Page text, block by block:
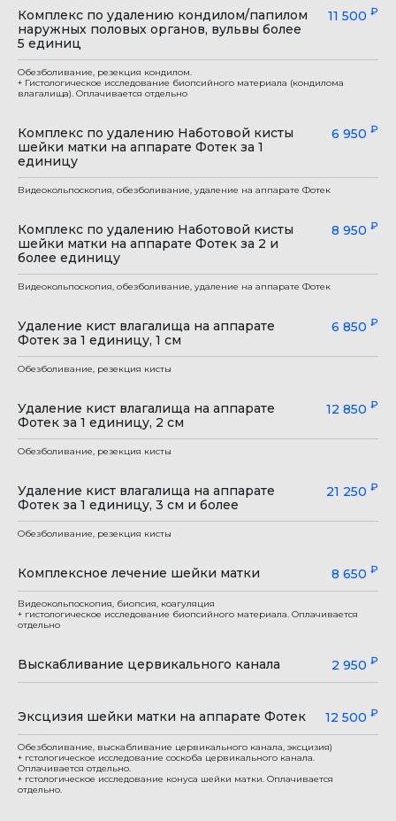
Комплекс по удалению кондилом/папилом
наружных половых органов, вульвы более
5 единиц
11 500 ₽
Обезболивание, резекция кондилом.
+ Гистологическое исследование биопсийного материала (кондилома
влагалища). Оплачивается отдельно
Комплекс по удалению Наботовой кисты
шейки матки на аппарате Фотек за 1
единицу
6 950 ₽
Видеокольпоскопия, обезболивание, удаление на аппарате Фотек
Комплекс по удалению Наботовой кисты
шейки матки на аппарате Фотек за 2 и
более единицу
8 950 ₽
Видеокольпоскопия, обезболивание, удаление на аппарате Фотек
Удаление кист влагалища на аппарате
Фотек за 1 единицу, 1 см
6 850 ₽
Обезболивание, резекция кисты
Удаление кист влагалища на аппарате
Фотек за 1 единицу, 2 см
12 850 ₽
Обезболивание, резекция кисты
Удаление кист влагалища на аппарате
Фотек за 1 единицу, 3 см и более
21 250 ₽
Обезболивание, резекция кисты
Комплексное лечение шейки матки 8 650 ₽
Видеокольпоскопия, биопсия, коагуляция
+ гистологическое исследование биопсийного материала. Оплачивается
отдельно
Выскабливание цервикального канала 2 950 ₽
Эксцизия шейки матки на аппарате Фотек 12 500 ₽
Обезболивание, выскабливание цервикального канала, эксцизия)
+ гстологическое исследование соскоба цервикального канала.
Оплачивается отдельно.
+ гстологическое исследование конуса шейки матки. Оплачивается
отдельно.